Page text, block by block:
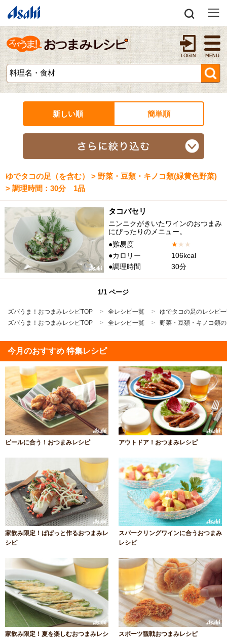
新しい順 簡単順
ゆでタコの足（を含む） > 野菜・豆類・キノコ類(緑黄色野菜)
> 調理時間：30分 1品
タコパセリ
ニンニクがきいたワインのおつまみ
にぴったりのメニュー。
●難易度
★★ ★
●カロリー
106kcal
●調理時間
30分
1/1 ページ
ズバうま！おつまみレシピTOP 全レシピ一覧
ゆでタコの足のレシピ
ズバうま！おつまみレシピTOP
全レシピ一覧 野菜・豆類・キノコ類
今月のおすすめ 特集レシピ
ビールに合う！おつまみレシピ アウトドア！おつまみレシピ
家飲み限定！ぱぱっと作るおつまみレ
シピ
スパークリングワインに合うおつまみ
レシピ
家飲み限定！夏を楽しむおつまみレシ
スポーツ観戦おつまみレシピ